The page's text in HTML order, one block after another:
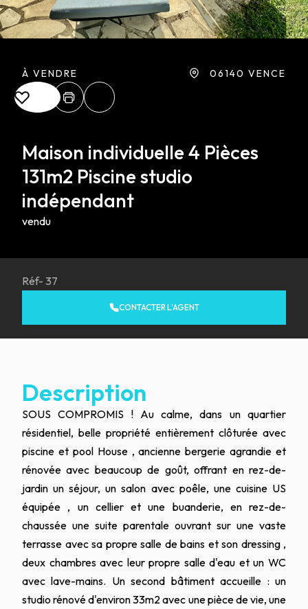
À VENDRE 06140 VENCE
Maison individuelle 4 Pièces
131m2 Piscine studio
indépendant
vendu
Réf- 37
CONTACTER L'AGENT
Description
SOUS COMPROMIS ! Au calme, dans un quartier
résidentiel, belle propriété entièrement clôturée avec
piscine et pool House , ancienne bergerie agrandie et
rénovée avec beaucoup de goût, offrant en rez-de-
jardin un séjour, un salon avec poêle, une cuisine US
équipée , un cellier et une buanderie, en rez-de-
chaussée une suite parentale ouvrant sur une vaste
terrasse avec sa propre salle de bains et son dressing ,
deux chambres avec leur propre salle d'eau et un WC
avec lave-mains. Un second bâtiment accueille : un
studio rénové d'environ 33m2 avec une pièce de vie, une